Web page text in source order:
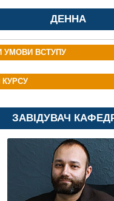
ДЕННА
УМОВИ ВСТУПУ
ЗАВІДУВАЧ